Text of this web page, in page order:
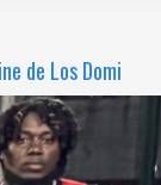
de Los Domi